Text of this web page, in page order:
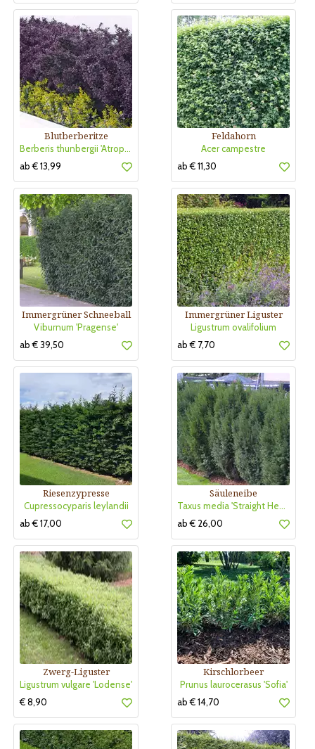
Blutberberitze
Berberis thunbergii 'Atropurpurea'
ab € 13,99
Feldahorn
Acer campestre
ab € 11,30
Immergrüner Schneeball
Viburnum 'Pragense'
ab € 39,50
Immergrüner Liguster
Ligustrum ovalifolium
ab € 7,70
Riesenzypresse
Cupressocyparis leylandii
ab € 17,00
Säuleneibe
Taxus media 'Straight Hedge'
ab € 26,00
Zwerg-Liguster
Ligustrum vulgare 'Lodense'
€ 8,90
Kirschlorbeer
Prunus laurocerasus 'Sofia'
ab € 14,70